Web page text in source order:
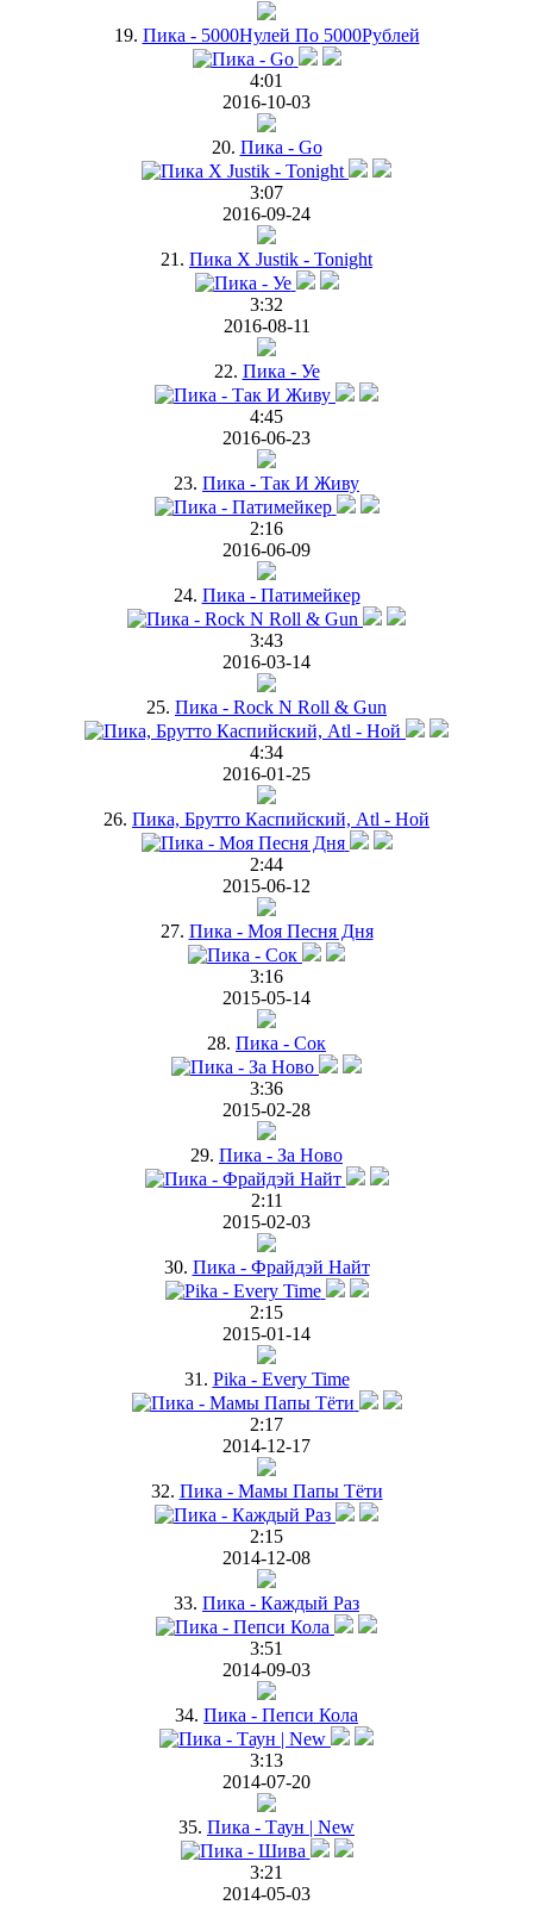
19. Пика - 5000Нулей По 5000Рублей
4:01
2016-10-03
20. Пика - Go
3:07
2016-09-24
21. Пика X Justik - Tonight
3:32
2016-08-11
22. Пика - Уе
4:45
2016-06-23
23. Пика - Так И Живу
2:16
2016-06-09
24. Пика - Патимейкер
3:43
2016-03-14
25. Пика - Rock N Roll & Gun
4:34
2016-01-25
26. Пика, Брутто Каспийский, Atl - Ной
2:44
2015-06-12
27. Пика - Моя Песня Дня
3:16
2015-05-14
28. Пика - Сок
3:36
2015-02-28
29. Пика - За Ново
2:11
2015-02-03
30. Пика - Фрайдэй Найт
2:15
2015-01-14
31. Pika - Every Time
2:17
2014-12-17
32. Пика - Мамы Папы Тёти
2:15
2014-12-08
33. Пика - Каждый Раз
3:51
2014-09-03
34. Пика - Пепси Кола
3:13
2014-07-20
35. Пика - Таун | New
3:21
2014-05-03